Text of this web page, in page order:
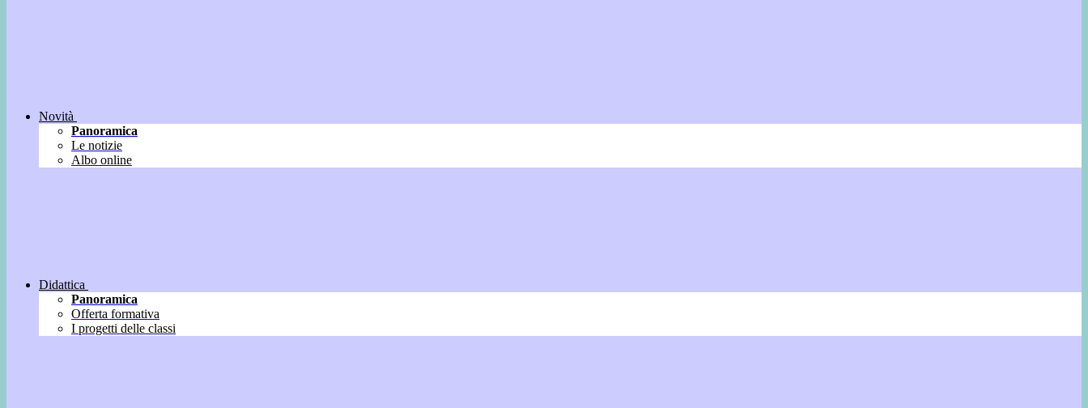
Novità
Panoramica
Le notizie
Albo online
Didattica
Panoramica
Offerta formativa
I progetti delle classi